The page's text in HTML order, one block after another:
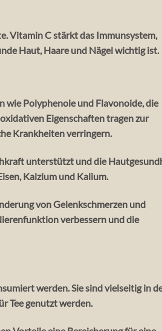
Vitamin C stärkt das Immunsystem,
Haut, Haare und Nägel wichtig ist.
Polyphenole und Flavonoide, die
Eigenschaften tragen zur
Krankheiten verringern.
unterstützt und die
Kalzium und Kalium.
von Gelenkschmerzen und
verbessern und die
werden. Sie sind vielseitig in
Tee genutzt werden.